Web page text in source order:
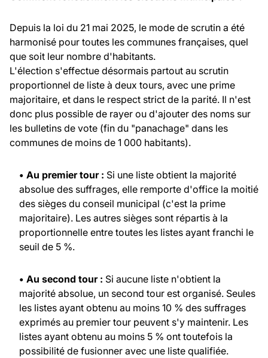
Depuis la loi du 21 mai 2025, le mode de scrutin a été
harmonisé pour toutes les communes françaises, quel
que soit leur nombre d'habitants.
L'élection s'effectue désormais partout au scrutin
proportionnel de liste à deux tours, avec une prime
majoritaire, et dans le respect strict de la parité. Il n'est
donc plus possible de rayer ou d'ajouter des noms sur
les bulletins de vote (fin du "panachage" dans les
communes de moins de 1 000 habitants).
• Au premier tour : Si une liste obtient la majorité
absolue des suffrages, elle remporte d'office la moitié
des sièges du conseil municipal (c'est la prime
majoritaire). Les autres sièges sont répartis à la
proportionnelle entre toutes les listes ayant franchi le
seuil de 5 %.
• Au second tour : Si aucune liste n'obtient la
majorité absolue, un second tour est organisé. Seules
les listes ayant obtenu au moins 10 % des suffrages
exprimés au premier tour peuvent s'y maintenir. Les
listes ayant obtenu au moins 5 % ont toutefois la
possibilité de fusionner avec une liste qualifiée.